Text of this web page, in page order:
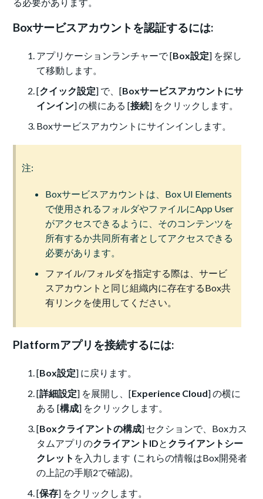
Boxサービスアカウントを認証するには:
アプリケーションランチャーで [Box設定] を探し
て移動します。
[クイック設定] で、[Boxサービスアカウントにサ
インイン] の横にある [接続] をクリックします。
Boxサービスアカウント にサインインします。
注:
Boxサービスアカウントは、Box UI Elements
で使用されるフォルダやファイルにApp User
がアクセスできるように、そのコンテンツを
所有するか共同所有者としてアクセスできる
必要があります。
ファイル/フォルダを指定する際は、サービ
スアカウントと同じ組織内に存在するBox共
有リンクを使用してください。
Platformアプリを接続するには:
[Box設定] に戻ります。
[詳細設定] を展開し、[Experience Cloud] の横に
ある [構成] をクリックします。
[Boxクライアントの構成] セクションで、Boxカス
タムアプリのクライアントID と クライアントシー
クレット を入力します (これらの情報はBox開発者
の 上記の手順2で確認)。
[保存] をクリックします。